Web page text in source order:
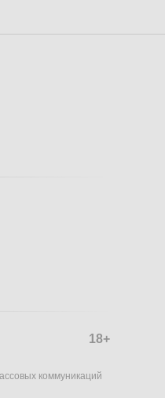
18+
коммуникаций